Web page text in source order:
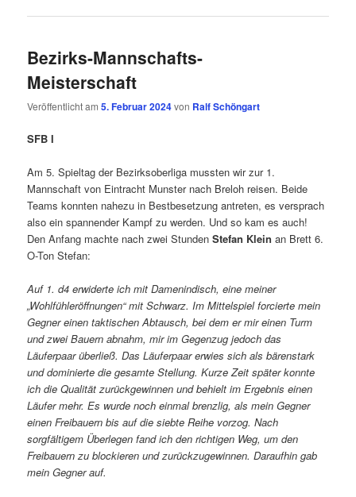
Bezirks-Mannschafts-
Meisterschaft
Veröffentlicht am5. Februar 2024von Ralf Schöngart
SFB I
Am 5. Spieltag der Bezirksoberliga mussten wir zur 1.
Mannschaft von Eintracht Munster nach Breloh reisen. Beide
Teams konnten nahezu in Bestbesetzung antreten, es versprach
also ein spannender Kampf zu werden. Und so kam es auch!
Den Anfang machte nach zwei StundenStefan Kleinan Brett 6.
O-Ton Stefan:
Auf 1. d4 erwiderte ich mit Damenindisch, eine meiner
„Wohlfühleröffnungen“ mit Schwarz. Im Mittelspiel forcierte mein
Gegnereinen taktischen Abtausch, bei dem er mir einen Turm
und zwei Bauernabnahm, mir im Gegenzug jedoch das
Läuferpaar überließ. Das Läuferpaarerwies sich als bärenstark
und dominierte die gesamte Stellung. KurzeZeit später konnte
ich die Qualität zurückgewinnen und behielt imErgebnis einen
Läufer mehr.Es wurde noch einmal brenzlig, als mein Gegner
einen Freibauern bis aufdie siebte Reihe vorzog. Nach
sorgfältigem Überlegen fand ich denrichtigen Weg, um den
Freibauern zu blockieren und zurückzugewinnen.Daraufhin gab
mein Gegner auf.